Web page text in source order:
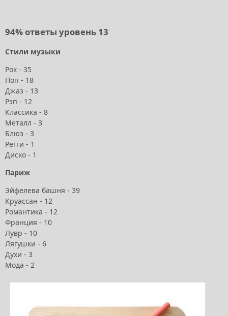
94% ответы уровень 13
Стили музыки
Рок - 35
Поп - 18
Джаз - 13
Рэп - 12
Классика - 8
Металл - 3
Блюз - 3
Регги - 1
Диско - 1
Париж
Эйфелева башня - 39
Круассан - 12
Романтика - 12
Франция - 10
Лувр - 10
Лягушки - 6
Духи - 3
Мода - 2